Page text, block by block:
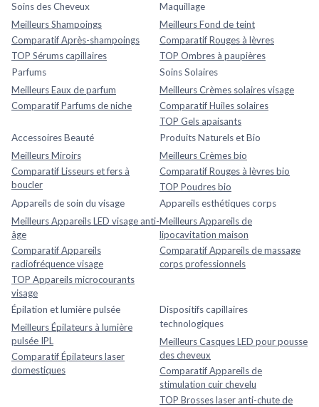
Soins des Cheveux
Meilleurs Shampoings
Comparatif Après-shampoings
TOP Sérums capillaires
Maquillage
Meilleurs Fond de teint
Comparatif Rouges à lèvres
TOP Ombres à paupières
Parfums
Meilleurs Eaux de parfum
Comparatif Parfums de niche
Soins Solaires
Meilleurs Crèmes solaires visage
Comparatif Huiles solaires
TOP Gels apaisants
Accessoires Beauté
Meilleurs Miroirs
Comparatif Lisseurs et fers à
boucler
Produits Naturels et Bio
Meilleurs Crèmes bio
Comparatif Rouges à lèvres bio
TOP Poudres bio
Appareils de soin du visage
Meilleurs Appareils LED visage anti-
âge
Comparatif Appareils
radiofréquence visage
TOP Appareils microcourants
visage
Appareils esthétiques corps
Meilleurs Appareils de
lipocavitation maison
Comparatif Appareils de massage
corps professionnels
Épilation et lumière pulsée
Meilleurs Épilateurs à lumière
pulsée IPL
Comparatif Épilateurs laser
domestiques
Dispositifs capillaires
technologiques
Meilleurs Casques LED pour pousse
des cheveux
Comparatif Appareils de
stimulation cuir chevelu
TOP Brosses laser anti-chute de